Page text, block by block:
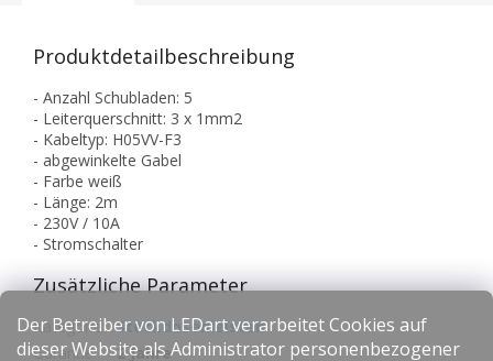
Der Betreiber von LEDart verarbeitet Cookies auf
dieser Website als Administrator personenbezogener
Produktdetailbeschreibung
- Anzahl Schubladen: 5
- Leiterquerschnitt: 3 x 1mm2
- Kabeltyp: H05VV-F3
- abgewinkelte Gabel
- Farbe weiß
- Länge: 2m
- 230V / 10A
- Stromschalter
Zusätzliche Parameter
Kategorie: Steckdosenleisten
Garantie: 2 Jahre